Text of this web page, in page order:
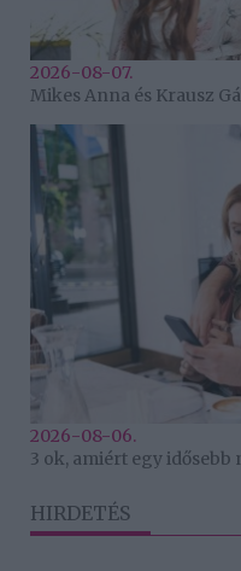
2026-08-07.
Mikes Anna és Krausz
2026-08-06.
3 ok, amiért egy
HIRDETÉS